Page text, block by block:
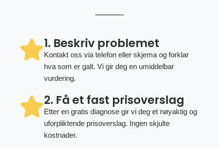
1. Beskriv problemet
Kontakt oss via telefon eller skjema og forklar
hva som er galt. Vi gir deg en umiddelbar
vurdering.
2. Få et fast prisoverslag
Etter en gratis diagnose gir vi deg et nøyaktig og
uforpliktende prisoverslag. Ingen skjulte
kostnader.